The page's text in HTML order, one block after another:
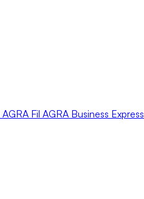
AGRA Fil AGRA Business Express